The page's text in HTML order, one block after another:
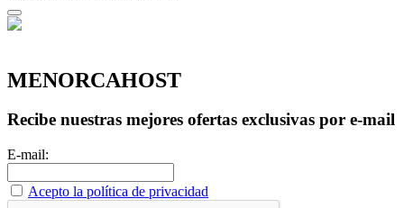
MENORCAHOST
Recibe nuestras mejores ofertas exclusivas por e-mail
E-mail:
Acepto la política de privacidad